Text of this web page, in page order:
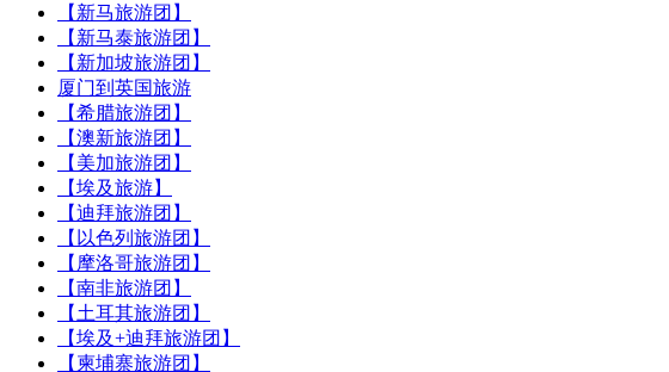
【新马旅游团】
【新马泰旅游团】
【新加坡旅游团】
厦门到英国旅游
【希腊旅游团】
【澳新旅游团】
【美加旅游团】
【埃及旅游】
【迪拜旅游团】
【以色列旅游团】
【摩洛哥旅游团】
【南非旅游团】
【土耳其旅游团】
【埃及+迪拜旅游团】
【柬埔寨旅游团】